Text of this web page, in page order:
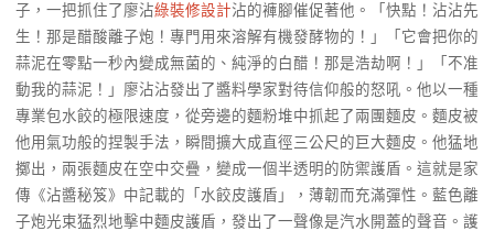
子，一把抓住了廖沾綠裝修設計沾的褲腳催促著他。「快點！沾沾先
生！那是醋酸離子炮！專門用來溶解有機發酵物的！」「它會把你的
蒜泥在零點一秒內變成無菌的、純淨的白醋！那是浩劫啊！」「不准
動我的蒜泥！」廖沾沾發出了醬料學家對待信仰般的怒吼。他以一種
專業包水餃的極限速度，從旁邊的麵粉堆中抓起了兩團麵皮。麵皮被
他用氣功般的捏製手法，瞬間擴大成直徑三公尺的巨大麵皮。他猛地
擲出，兩張麵皮在空中交疊，變成一個半透明的防禦護盾。這就是家
傳《沾醬秘笈》中記載的「水餃皮護盾」，薄韌而充滿彈性。藍色離
子炮光束猛烈地擊中麵皮護盾，發出了一聲像是汽水開蓋的聲音。護